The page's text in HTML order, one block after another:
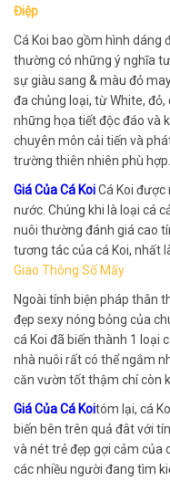
Điệp
Cá Koi bao gồm hình dáng
thường có những ý nghĩa
sự giàu sang & màu đỏ
đa chủng loại, từ White,
những họa tiết độc đáo và
chuyên môn cải tiến và
trường thiên nhiên phù hợp.
Giá Của Cá KoiCá Koi
nước. Chúng khi là loại cá
nuôi thường đánh giá cao
tương tác của cá Koi, nhất
Giao Thông Số Mấy
Ngoài tính biện pháp thân
đẹp sexy nóng bỏng của
cá Koi đã biến thành 1 loại
nhà nuôi rất có thể ngắm
căn vườn tốt thậm chí còn
Giá Của Cá Koitóm lại, cá
biến bên trên quả đât với
và nét trẻ đẹp gợi cảm của
các nhiều người đang tìm